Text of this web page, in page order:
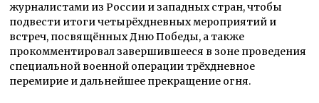
журналистами из России и западных стран, чтобы
подвести итоги четырёхдневных мероприятий и
встреч, посвящённых Дню Победы, а также
прокомментировал завершившееся в зоне проведения
специальной военной операции трёхдневное
перемирие и дальнейшее прекращение огня.